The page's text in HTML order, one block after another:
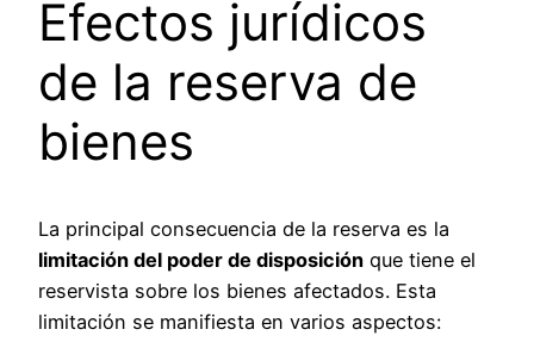
Efectos jurídicos
de la reserva de
bienes
La principal consecuencia de la reserva es la
limitación del poder de disposición que tiene el
reservista sobre los bienes afectados. Esta
limitación se manifiesta en varios aspectos: